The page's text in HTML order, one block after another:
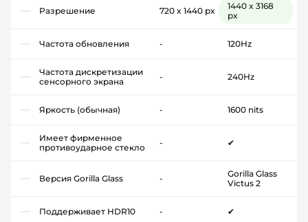
Разрешение 720 x 1440 px
1440 x 3168
px
Частота обновления - 120Hz
Частота дискретизации
сенсорного экрана
- 240Hz
Яркость (обычная) - 1600 nits
Имеет фирменное
противоударное стекло
- ✔
Версия Gorilla Glass -
Gorilla Glass
Victus 2
Поддерживает HDR10 - ✔